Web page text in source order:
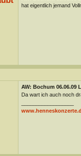
hat eigentlich jemand
AW: Bochum 06.06.09
Da wart ich auch noch